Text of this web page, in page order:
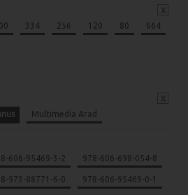
334 256 120 80 664
Multimedia Arad
606-95469-3-2 978-606-698-054-8
973-88771-6-0 978-606-95469-0-1